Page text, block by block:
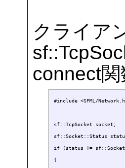
クライア
connect
#include <SFML/
sf::TcpSocket socket;
sf::Socket::Status
if (status !=
{